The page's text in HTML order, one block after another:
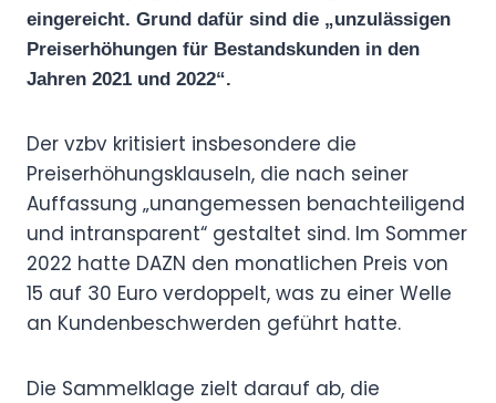
eingereicht. Grund dafür sind die „unzulässigen
Preiserhöhungen für Bestandskunden in den
Jahren 2021 und 2022“.
Der vzbv kritisiert insbesondere die
Preiserhöhungsklauseln, die nach seiner
Auffassung „unangemessen benachteiligend
und intransparent“ gestaltet sind. Im Sommer
2022 hatte DAZN den monatlichen Preis von
15 auf 30 Euro verdoppelt, was zu einer Welle
an Kundenbeschwerden geführt hatte.
Die Sammelklage zielt darauf ab, die